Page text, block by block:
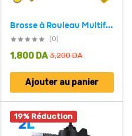
Brosse à Rouleau Multifonctionnelle pour Coupe-bordure – فرشاة طلاء الركن الصعبة
(0)
3,200DA
1,800 DA
Ajouter au panier
19% Réduction